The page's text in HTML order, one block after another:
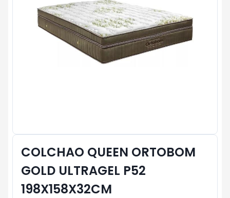
COLCHAO QUEEN ORTOBOM
GOLD ULTRAGEL P52
198X158X32CM